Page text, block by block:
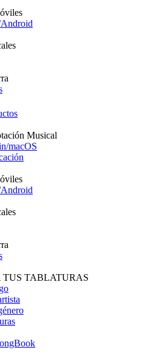
Musical
macOS
TUS TABLATURAS